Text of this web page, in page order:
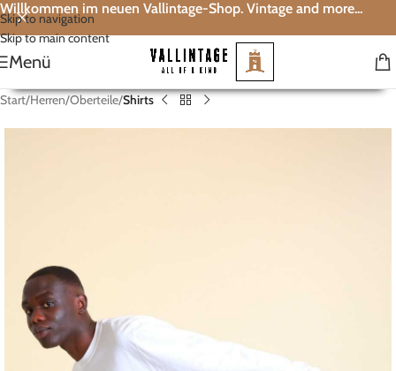
Skip to navigation
Skip to main content
Willkommen im neuen Vallintage-Shop. Vintage and more...
Menü
Start Herren Oberteile Shirts